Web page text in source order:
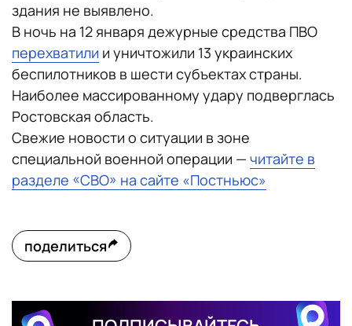
здания не выявлено.
В ночь на 12 января дежурные средства ПВО
перехватили и уничтожили 13 украинских
беспилотников в шести субъектах страны.
Наиболее массированному удару подверглась
Ростовская область.
Свежие новости о ситуации в зоне
специальной военной операции — читайте в
разделе «СВО» на сайте «Постньюс»
поделиться